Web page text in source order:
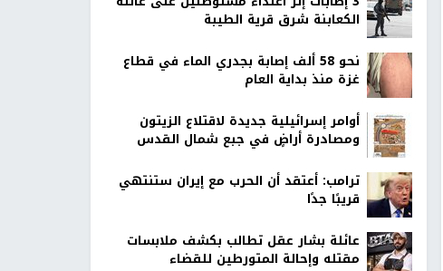
الكعابنة شرق قرية الطيبة
نحو 58 ألف إصابة بجدري الماء في قطاع
غزة منذ بداية العام
أوامر إسرائيلية جديدة لاقتلاع الزيتون
ومصادرة أراضٍ في جبع شمال القدس
ترامب: أعتقد أن الحرب مع إيران ستنتهي
قريبًا جدًا
عائلة بشار عقل تطالب بكشف ملابسات
مقتله وإحالة المتورطين للقضاء